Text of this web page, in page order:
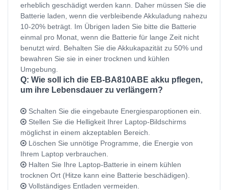
erheblich geschädigt werden kann. Daher müssen Sie die
Batterie laden, wenn die verbleibende Akkuladung nahezu
10-20% beträgt. Im Übrigen laden Sie bitte die Batterie
einmal pro Monat, wenn die Batterie für lange Zeit nicht
benutzt wird. Behalten Sie die Akkukapazität zu 50% und
bewahren Sie sie in einer trocknen und kühlen
Umgebung.
Q: Wie soll ich die EB-BA810ABE akku pflegen,
um ihre Lebensdauer zu verlängern?
Schalten Sie die eingebaute Energiesparoptionen ein.
Stellen Sie die Helligkeit Ihrer Laptop-Bildschirms
möglichst in einem akzeptablen Bereich.
Löschen Sie unnötige Programme, die Energie von
Ihrem Laptop verbrauchen.
Halten Sie Ihre Laptop-Batterie in einem kühlen
trocknen Ort (Hitze kann eine Batterie beschädigen).
Vollständiges Entladen vermeiden.